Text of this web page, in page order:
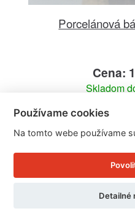
Porcelánová
Cena:
Skladom
Detail
Používame cookies
Na tomto webe používame
Detailné